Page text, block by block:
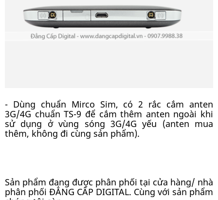
- Dùng chuẩn Mirco Sim, có 2 rắc cắm anten
3G/4G chuẩn TS-9 để cắm thêm anten ngoài khi
sử dụng ở vùng sóng 3G/4G yếu (anten mua
thêm, không đi cùng sản phẩm).
Sản phẩm đang được phân phối tại cửa hàng/ nhà
phân phối ĐẲNG CẤP DIGITAL. Cùng với sản phẩm